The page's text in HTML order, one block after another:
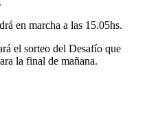
en marcha a las 15.05hs.
el sorteo del Desafío que
la final de mañana.